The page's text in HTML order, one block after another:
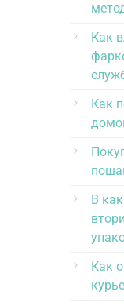
Как
Как
В
Как